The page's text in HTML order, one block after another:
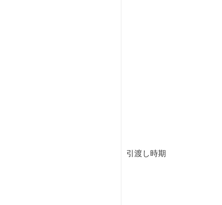
引渡し時期